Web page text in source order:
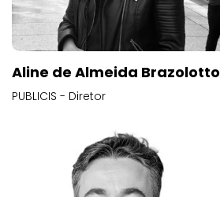
Aline de Almeida Brazolotto
PUBLICIS - Diretor